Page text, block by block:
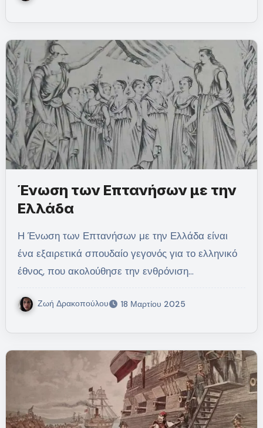
Ένωση των Επτανήσων με την
Ελλάδα
Η Ένωση των Επτανήσων με την Ελλάδα είναι
ένα εξαιρετικά σπουδαίο γεγονός για το ελληνικό
έθνος, που ακολούθησε την ενθρόνιση…
Ζωή Δρακοπούλου 18 Μαρτίου 2025